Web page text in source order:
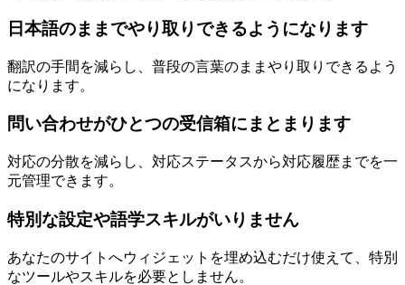
日本語のままでやり取りできるようになります
翻訳の手間を減らし、普段の言葉のままやり取りできるよう
になります。
問い合わせがひとつの受信箱にまとまります
対応の分散を減らし、対応ステータスから対応履歴までを一
元管理できます。
特別な設定や語学スキルがいりません
あなたのサイトへウィジェットを埋め込むだけ使えて、特別
なツールやスキルを必要としません。